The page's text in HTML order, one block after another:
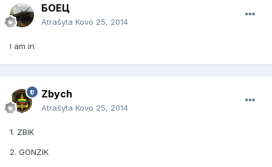
БОЕЦ
Atrašyta Kovo 25, 2014
I am in
Zbych
Atrašyta Kovo 25, 2014
1. ZBIK
2. GONZIK